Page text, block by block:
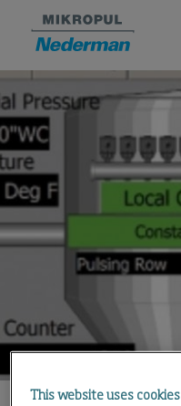
This website uses cookies